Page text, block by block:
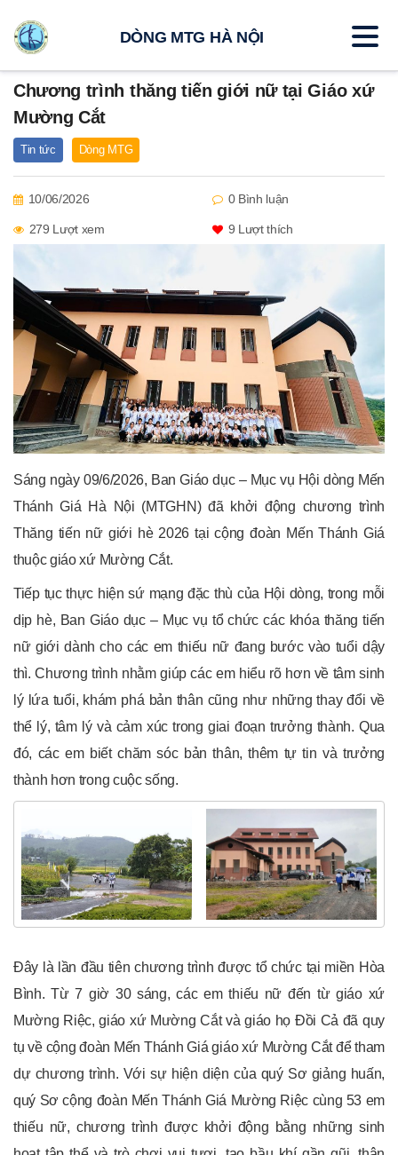
Chương trình thăng tiến giới nữ tại Giáo xứ
Mường Cắt
Tin tức Dòng MTG
10/06/2026 0 Bình luận
279 Lượt xem 9 Lượt thích
Sáng ngày 09/6/2026, Ban Giáo dục – Mục vụ Hội dòng Mến
Thánh Giá Hà Nội (MTGHN) đã khởi động chương trình
Thăng tiến nữ giới hè 2026 tại cộng đoàn Mến Thánh Giá
thuộc giáo xứ Mường Cắt.
Tiếp tục thực hiện sứ mạng đặc thù của Hội dòng, trong mỗi
dịp hè, Ban Giáo dục – Mục vụ tổ chức các khóa thăng tiến
nữ giới dành cho các em thiếu nữ đang bước vào tuổi dậy
thì. Chương trình nhằm giúp các em hiểu rõ hơn về tâm sinh
lý lứa tuổi, khám phá bản thân cũng như những thay đổi về
thể lý, tâm lý và cảm xúc trong giai đoạn trưởng thành. Qua
đó, các em biết chăm sóc bản thân, thêm tự tin và trưởng
thành hơn trong cuộc sống.
Đây là lần đầu tiên chương trình được tổ chức tại miền Hòa
Bình. Từ 7 giờ 30 sáng, các em thiếu nữ đến từ giáo xứ
Mường Riệc, giáo xứ Mường Cắt và giáo họ Đồi Cả đã quy
tụ về cộng đoàn Mến Thánh Giá giáo xứ Mường Cắt để tham
dự chương trình. Với sự hiện diện của quý Sơ giảng huấn,
quý Sơ cộng đoàn Mến Thánh Giá Mường Riệc cùng 53 em
thiếu nữ, chương trình được khởi động bằng những sinh
DÒNG MTG HÀ NỘI